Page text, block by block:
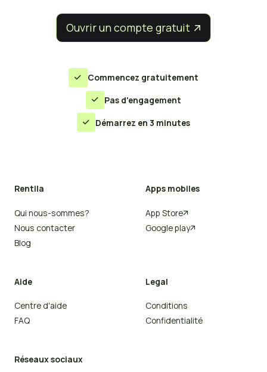
Ouvrir un compte gratuit 
 Commencez gratuitement
 Pas d'engagement
 Démarrez en 3 minutes
Rentila
Qui nous-sommes?
Nous contacter
Blog
Apps mobiles
App Store
Google play
Aide
Centre d'aide
FAQ
Legal
Conditions
Confidentialité
Réseaux sociaux